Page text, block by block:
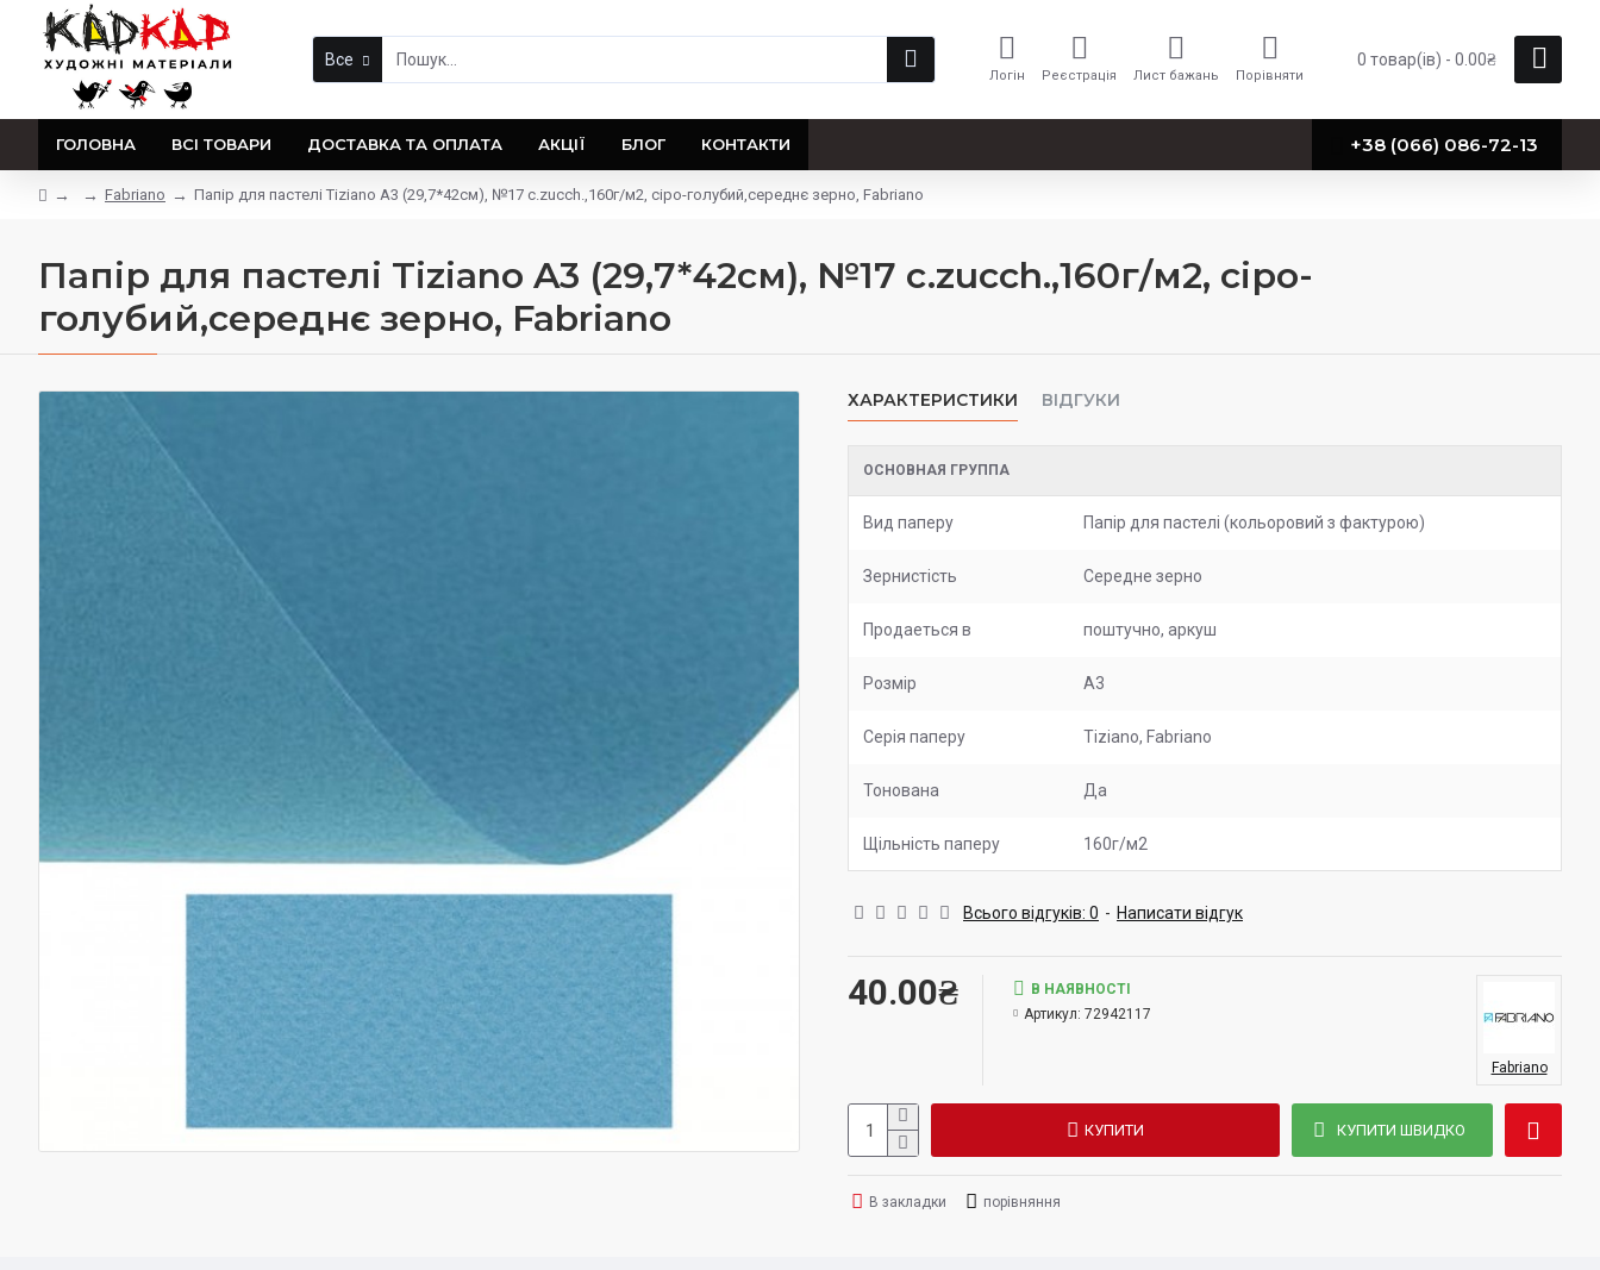
Все
Логін Реєстрація Лист бажань Порівняти
0 товар(ів) - 0.00₴
ГОЛОВНА ВСІ ТОВАРИ ДОСТАВКА ТА ОПЛАТА АКЦІЇ БЛОГ КОНТАКТИ +38 (066) 086-72-13
Fabriano Папір для пастелі Tiziano A3 (29,7*42см), №17 c.zucch.,160г/м2, сіро-голубий,середнє зерно, Fabrianо
Папір для пастелі Tiziano A3 (29,7*42см), №17 c.zucch.,160г/м2, сіро-
голубий,середнє зерно, Fabrianо
ХАРАКТЕРИСТИКИ ВІДГУКИ
ОСНОВНАЯ ГРУППА
Вид паперу Папір для пастелі (кольоровий з фактурою)
Зернистість Середне зерно
Продаеться в поштучно, аркуш
Розмір А3
Серія паперу Tiziano, Fabriano
Тонована Да
Щільність паперу 160г/м2
Всього відгуків: 0 - Написати відгук
40.00₴
В НАЯВНОСТІ
Артикул: 72942117
Fabriano
КУПИТИ КУПИТИ ШВИДКО
В закладки порівняння